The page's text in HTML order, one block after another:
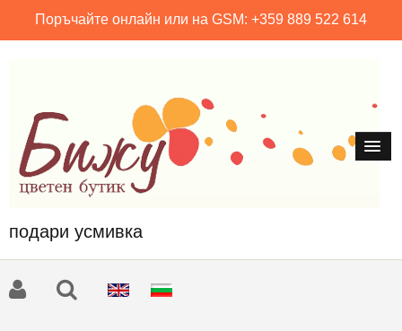
Поръчайте онлайн или на GSM: +359 889 522 614
подари усмивка